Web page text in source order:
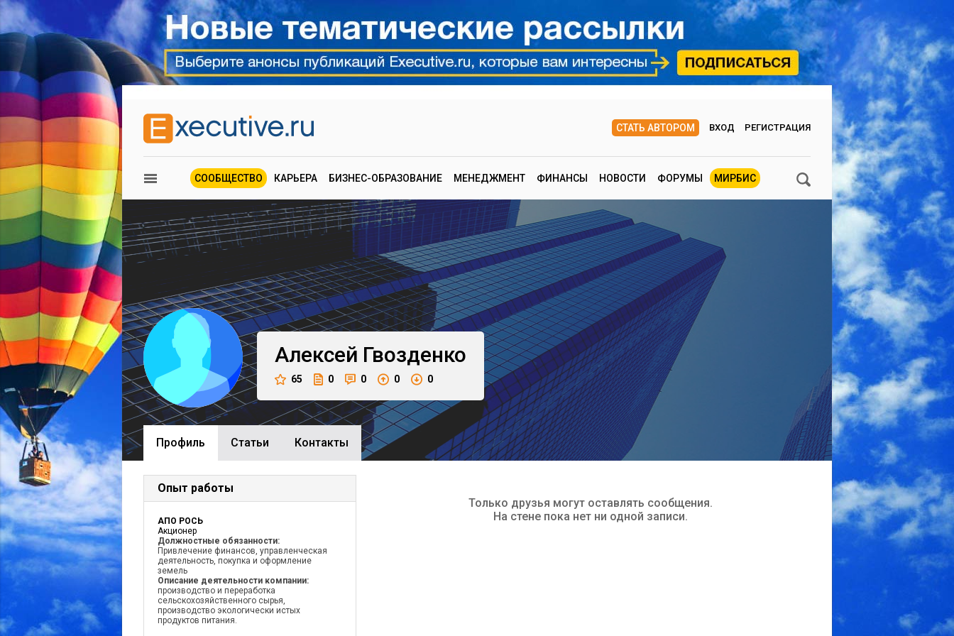
СТАТЬ АВТОРОМ ВХОД РЕГИСТРАЦИЯ
СООБЩЕСТВО КАРЬЕРА БИЗНЕС-ОБРАЗОВАНИЕ МЕНЕДЖМЕНТ ФИНАНСЫ НОВОСТИ ФОРУМЫ МИРБИС
Алексей Гвозденко
65 0 0 0 0
Профиль Cтатьи Контакты
Опыт работы
АПО РОСЬ
Акционер
Должностные обязанности:
Привлечение финансов, управленческая
деятельность, покупка и оформление
земель
Описание деятельности компании:
производство и переработка
сельскохозяйственного сырья,
производство экологически истых
продуктов питания.
Только друзья могут оставлять сообщения.
На стене пока нет ни одной записи.